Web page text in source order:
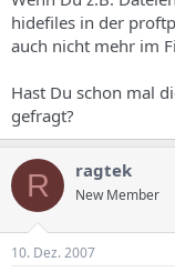
hidefiles in der
auch nicht mehr im
Hast Du schon mal
gefragt?
R ragtek
New Member
10. Dez. 2007